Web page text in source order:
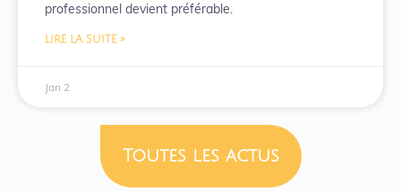
professionnel devient préférable.
LIRE LA SUITE »
Jan 2
Toutes les actus